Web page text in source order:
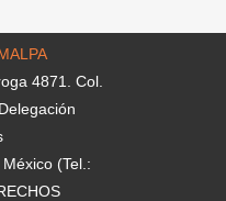
4871. Col.
(Tel.: